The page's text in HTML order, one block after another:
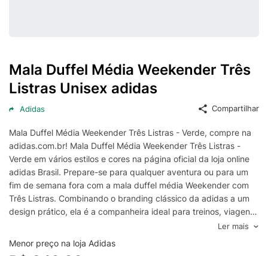
Mala Duffel Média Weekender Três
Listras Unisex adidas
Adidas Compartilhar
Mala Duffel Média Weekender Três Listras - Verde, compre na
adidas.com.br! Mala Duffel Média Weekender Três Listras -
Verde em vários estilos e cores na página oficial da loja online
adidas Brasil. Prepare-se para qualquer aventura ou para um
fim de semana fora com a mala duffel média Weekender com
Três Listras. Combinando o branding clássico da adidas a um
design prático, ela é a companheira ideal para treinos, viagens
ou o uso diário. O compartimento principal espaçoso oferece
amplo espaço para seus itens essenciais, enquanto o fecho de
zíper mantém tudo seguro e fácil de acessar. As alças
Ler mais
Menor preço na loja Adidas